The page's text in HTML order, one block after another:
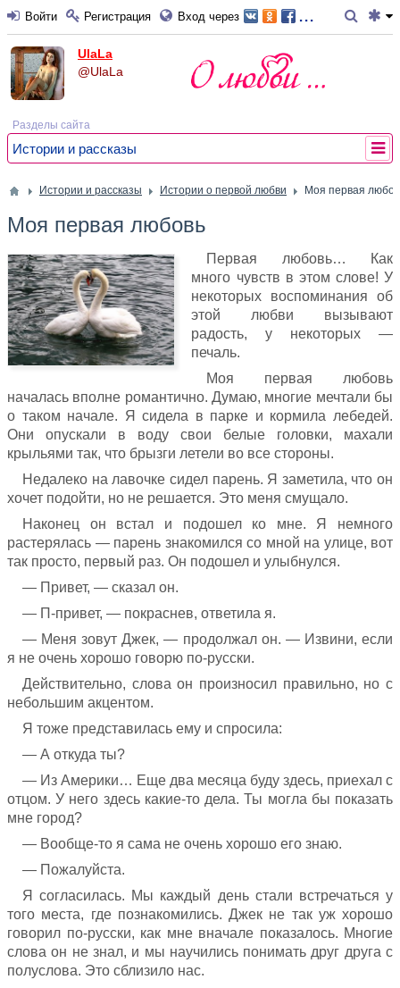
Войти Регистрация Вход через ...
UlaLa
@UlaLa
Разделы сайта
Истории и рассказы
Истории и рассказы Истории о первой любви Моя первая
Моя первая любовь
Первая любовь… Как
много чувств в этом слове! У
некоторых воспоминания об
этой любви вызывают
радость, у некоторых —
печаль.
Моя первая любовь
началась вполне романтично. Думаю, многие мечтали бы
о таком начале. Я сидела в парке и кормила лебедей.
Они опускали в воду свои белые головки, махали
крыльями так, что брызги летели во все стороны.
Недалеко на лавочке сидел парень. Я заметила, что он
хочет подойти, но не решается. Это меня смущало.
Наконец он встал и подошел ко мне. Я немного
растерялась — парень знакомился со мной на улице, вот
так просто, первый раз. Он подошел и улыбнулся.
— Привет, — сказал он.
— П-привет, — покраснев, ответила я.
— Меня зовут Джек, — продолжал он. — Извини, если
я не очень хорошо говорю по-русски.
Действительно, слова он произносил правильно, но с
небольшим акцентом.
Я тоже представилась ему и спросила:
— А откуда ты?
— Из Америки… Еще два месяца буду здесь, приехал с
отцом. У него здесь какие-то дела. Ты могла бы показать
мне город?
— Вообще-то я сама не очень хорошо его знаю.
— Пожалуйста.
Я согласилась. Мы каждый день стали встречаться у
того места, где познакомились. Джек не так уж хорошо
говорил по-русски, как мне вначале показалось. Многие
слова он не знал, и мы научились понимать друг друга с
полуслова. Это сблизило нас.